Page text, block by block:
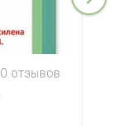
0 отзывов